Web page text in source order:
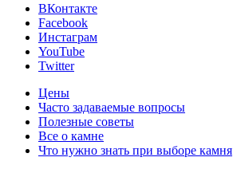
ВКонтакте
Facebook
Инстаграм
YouTube
Twitter
Цены
Часто задаваемые вопросы
Полезные советы
Все о камне
Что нужно знать при выборе камня